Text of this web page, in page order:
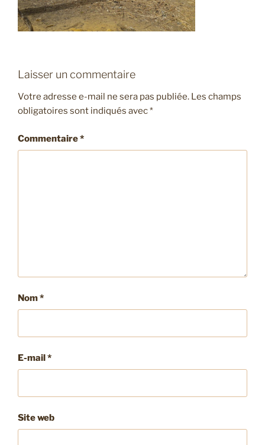
Laisser un commentaire
Votre adresse e-mail ne sera pas publiée. Les champs
obligatoires sont indiqués avec*
Commentaire*
Nom*
E-mail*
Site web